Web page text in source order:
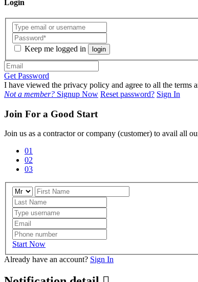
Login
Keep me logged in login
Get Password
I have viewed the privacy policy and agree to all the terms
Not a member? Signup Now Reset password? Sign In
Join For a Good Start
Join us as a contractor or company (customer) to avail all
01
02
03
Start Now
Already have an account? Sign In